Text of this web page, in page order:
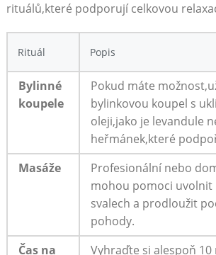
rituálů,které podporují celkovou
Rituál Popis
Bylinné
koupele
Pokud máte
bylinkovou koupel s
oleji,jako je levandule
heřmánek,které
Masáže
Profesionální nebo
mohou pomoci uvolnit
svalech a prodloužit
pohody.
Čas na
Vyhraďte si alespoň